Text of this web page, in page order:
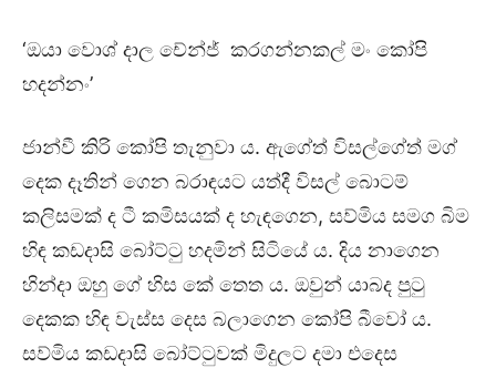
‘ඔයා වොශ් දාල චේන්ජ් කරගන්නකල් මං කෝපි
හදන්නං’
ජාන්වී කිරි කෝපි තැනුවා ය. ඇගේත් විසල්ගේත් මග්
දෙක දෑතින් ගෙන බරාඳයට යත්දී විසල් බොටම්
කලිසමක් ද ටී කමිසයක් ද හැඳගෙන, සව්මිය සමග බිම
හිඳ කඩදාසි බෝට්ටු හදමින් සිටියේ ය. දිය නාගෙන
හින්දා ඔහු ගේ හිස කේ තෙත ය. ඔවුන් යාබද පුටු
දෙකක හිඳ වැස්ස දෙස බලාගෙන කෝපි බීවෝ ය.
සව්මිය කඩදාසි බෝට්ටුවක් මිදුලට දමා එදෙස